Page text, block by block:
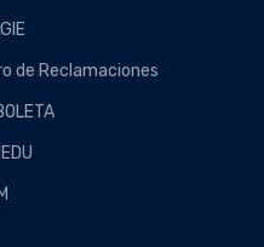
de Reclamaciones